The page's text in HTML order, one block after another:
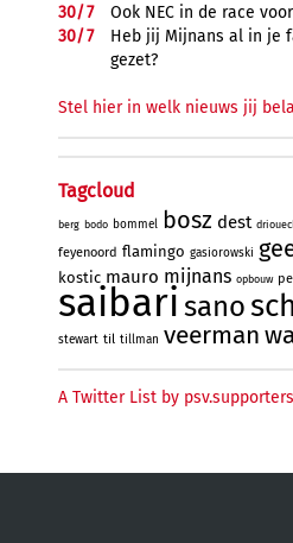
30/7
Ook NEC in de race
30/7
Heb jij Mijnans al in je
gezet?
Stel hier in welk nieuws jij
Tagcloud
berg bodo bommel bosz dest
feyenoord flamingo gasiorowski
kostic mauro mijnans opbouw
saibari sano
stewart til tillman veerman
A Twitter List by